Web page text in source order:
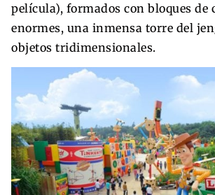
película), formados con bloques de
enormes, una inmensa torre del
objetos tridimensionales.